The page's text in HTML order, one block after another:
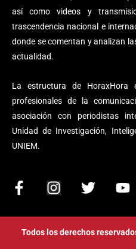
así como videos y
trascendencia nacional e
donde se comentan y analizan
actualidad.
La estructura de
profesionales de la
asociación con periodistas
Unidad de Investigación,
UNIEM.
F
c
e
I
s
t
T
i
t
Y
u
t
Todos los derechos